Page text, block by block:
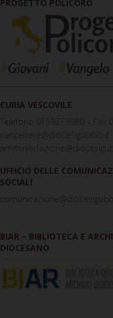
PROGETTO POLICORO
CURIA VESCOVILE
Telefono 0759273980 – Fax
cancelliere@diocesigubbio.it
UFFICIO DELLE
SOCIALI
BIAR – BIBLIOTECA E
DIOCESANO